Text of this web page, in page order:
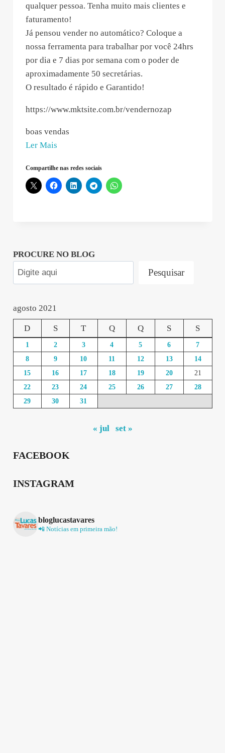
qualquer pessoa. Tenha muito mais clientes e
faturamento!
Já pensou vender no automático? Coloque a
nossa ferramenta para trabalhar por você 24hrs
por dia e 7 dias por semana com o poder de
aproximadamente 50 secretárias.
O resultado é rápido e Garantido!
https://www.mktsite.com.br/vendernozap
boas vendas
Ler Mais
2021-
08-
Compartilhe nas redes sociais
PROCURE NO BLOG
Pesquisar
agosto 2021
D S T Q Q S S
1 2 3 4 5 6
7
8
9 10 11 12 13
14
15
16 17 18 19 20
21
22
23 24 25 26 27
28
29
30 31
« jul set »
FACEBOOK
INSTAGRAM
bloglucastavares
📲 Notícias em primeira mão!